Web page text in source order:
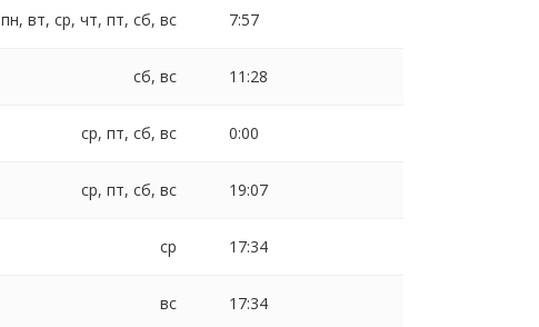
пн, вт, ср, чт, пт, сб, вс 7:57
сб, вс 11:28
ср, пт, сб, вс 0:00
ср, пт, сб, вс 19:07
ср 17:34
вс 17:34